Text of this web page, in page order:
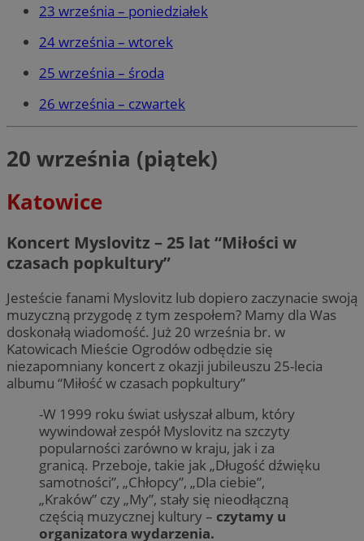
23 września – poniedziałek
24 września – wtorek
25 września – środa
26 września – czwartek
20 września (piątek)
Katowice
Koncert Myslovitz – 25 lat “Miłości w
czasach popkultury”
Jesteście fanami Myslovitz lub dopiero zaczynacie swoją
muzyczną przygodę z tym zespołem? Mamy dla Was
doskonałą wiadomość. Już 20 września br. w
Katowicach Mieście Ogrodów odbędzie się
niezapomniany koncert z okazji jubileuszu 25-lecia
albumu “Miłość w czasach popkultury”
-W 1999 roku świat usłyszał album, który
wywindował zespół Myslovitz na szczyty
popularności zarówno w kraju, jak i za
granicą. Przeboje, takie jak „Długość dźwięku
samotności”, „Chłopcy”, „Dla ciebie”,
„Kraków” czy „My”, stały się nieodłączną
częścią muzycznej kultury – czytamy u
organizatora wydarzenia.